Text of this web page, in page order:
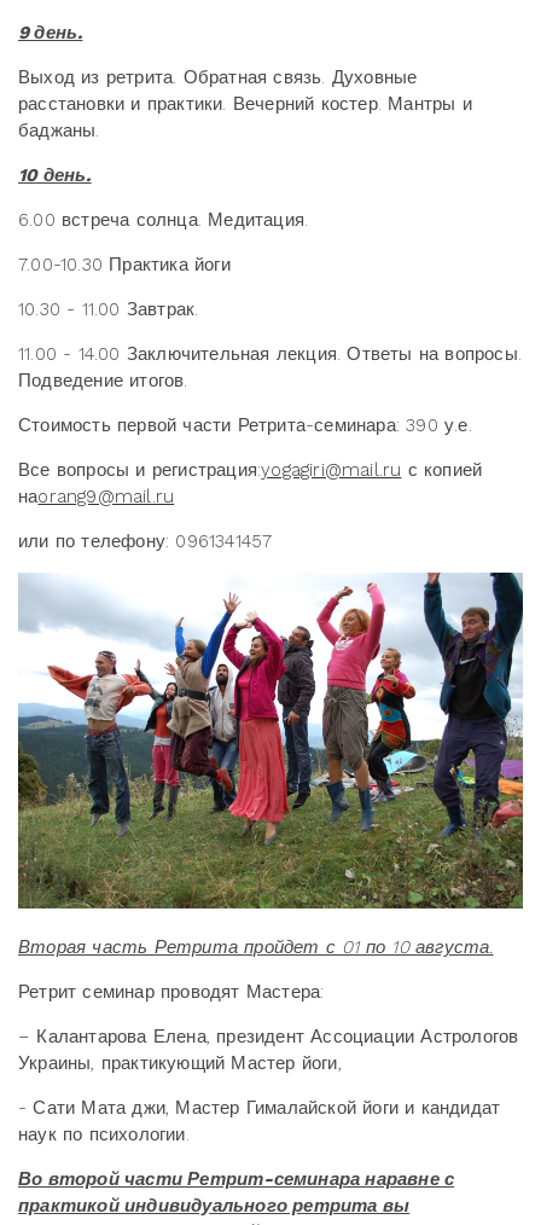
9 день.
Выход из ретрита. Обратная связь. Духовные
расстановки и практики. Вечерний костер. Мантры и
баджаны.
10 день.
6.00 встреча солнца. Медитация.
7.00-10.30 Практика йоги
10.30 - 11.00 Завтрак.
11.00 - 14.00 Заключительная лекция. Ответы на вопросы.
Подведение итогов.
Стоимость первой части Ретрита-семинара: 390 у.е.
Все вопросы и регистрация:yogagiri@mail.ru с копией
наorang9@mail.ru
или по телефону: 0961341457
Вторая часть Ретрита пройдет с 01 по 10 августа.
Ретрит семинар проводят Мастера:
– Калантарова Елена, президент Ассоциации Астрологов
Украины, практикующий Мастер йоги,
- Сати Мата джи, Мастер Гималайской йоги и кандидат
наук по психологии.
Во второй части Ретрит-семинара наравне с
практикой индивидуального ретрита вы